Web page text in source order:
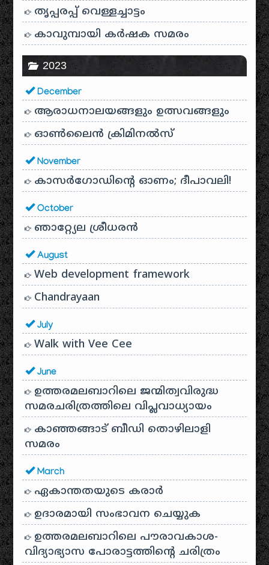
തൃപ്പരപ്പ് വെള്ളച്ചാട്ടം
കാവുമ്പായി കർഷക സമരം
2023
December
ആരാധനാലയങ്ങളും ഉത്സവങ്ങളും
ഓൺലൈൻ ക്രിമിനൽസ്
November
കാസർഗോഡിൻ്റെ ഓണം; ദീപാവലി!
October
ഞാറ്റ്യേല ശ്രീധരൻ
August
Web development framework
Chandrayaan
July
Walk with Vee Cee
June
ഉത്തരമലബാറിലെ ജന്മിത്വവിരുദ്ധ
സമരചരിത്രത്തിലെ വിപ്ലവാധ്യായം
കാഞ്ഞങ്ങാട് ബീഡി തൊഴിലാളി
സമരം
March
ഏകാന്തതയുടെ കരാർ
ഉദാരമായി സംഭാവന ചെയ്യുക
ഉത്തരമലബാറിലെ പൗരാവകാശ-
വിദ്യാഭ്യാസ പോരാട്ടത്തിന്റെ ചരിത്രം